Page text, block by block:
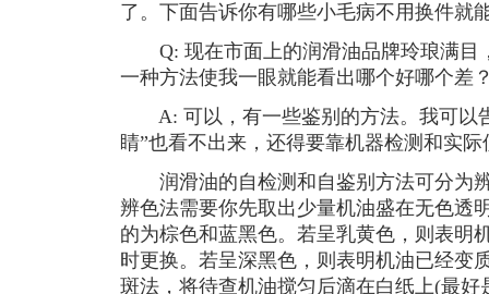
了。下面告诉你有哪些小毛病不用换件就
Q: 现在市面上的润滑油品牌玲琅满目
一种方法使我一眼就能看出哪个好哪个差
A: 可以，有一些鉴别的方法。我可以
睛”也看不出来，还得要靠机器检测和实
润滑油的自检测和自鉴别方法可分为
辨色法需要你先取出少量机油盛在无色透
的为棕色和蓝黑色。若呈乳黄色，则表明
时更换。若呈深黑色，则表明机油已经变
斑法，将待查机油搅匀后滴在白纸上(最